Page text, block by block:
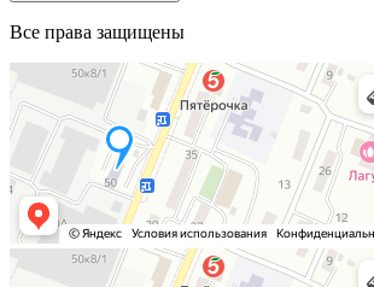
Все права защищены